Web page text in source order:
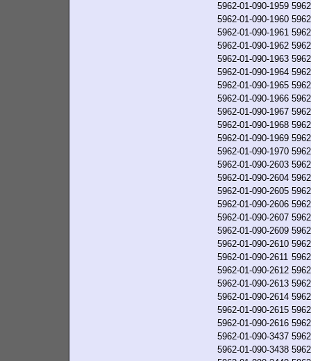
5962-01-090-1959
5962-01-090-1960
5962-01-090-1961
5962-01-090-1962
5962-01-090-1963
5962-01-090-1964
5962-01-090-1965
5962-01-090-1966
5962-01-090-1967
5962-01-090-1968
5962-01-090-1969
5962-01-090-1970
5962-01-090-2603
5962-01-090-2604
5962-01-090-2605
5962-01-090-2606
5962-01-090-2607
5962-01-090-2609
5962-01-090-2610
5962-01-090-2611
5962-01-090-2612
5962-01-090-2613
5962-01-090-2614
5962-01-090-2615
5962-01-090-2616
5962-01-090-3437
5962-01-090-3438